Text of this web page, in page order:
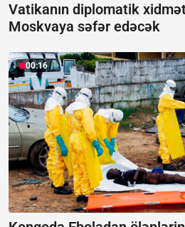
Vatikanın diplomatik
Moskvaya səfər edəcək
00:16